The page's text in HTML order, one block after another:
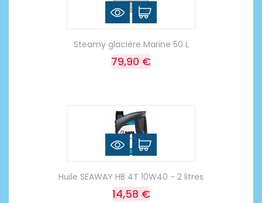
Steamy glacière Marine 50 L
79,90 €
Huile SEAWAY HB 4T 10W40 - 2 litres
14,58 €